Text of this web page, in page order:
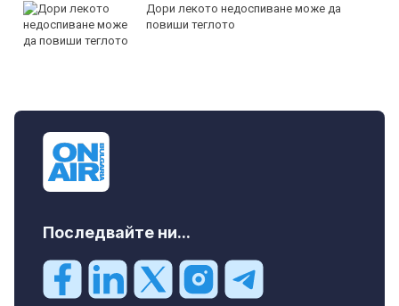
Дори лекото недоспиване може да
повиши теглото
Последвайте ни...